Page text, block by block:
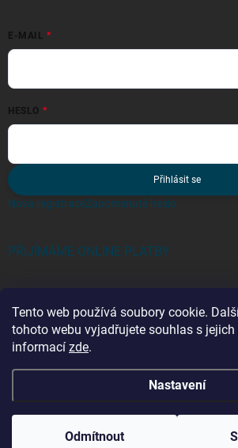
Tento web používá soubory cookie.
tohoto webu vyjadřujete souhlas s
informací zde.
Nastavení
Odmítnout
E-MAIL
HESLO
Přihlásit se
Nová registraceZapomenuté heslo
PŘIJÍMÁME ONLINE PLATBY
Kategorie
Copyright 2026zebriky-tmt.cz . Všechna